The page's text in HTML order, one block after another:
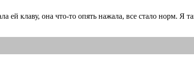
ей клаву, она что-то опять нажала, все стало норм.